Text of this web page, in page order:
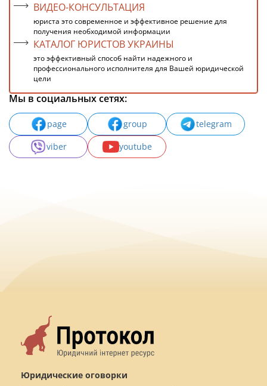
ВИДЕО-КОНСУЛЬТАЦИЯ
юриста это современное и эффективное решение для
получения необходимой информации
КАТАЛОГ ЮРИСТОВ УКРАИНЫ
это эффективный способ найти надежного и
профессионального исполнителя для Вашей юридической
цели
Мы в социальных сетях:
page group
telegram
viber
youtube
Юридические оговорки